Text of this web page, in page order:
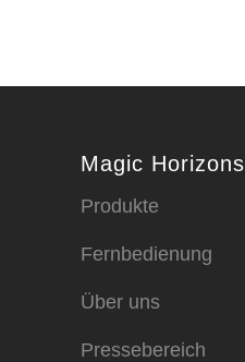
Magic Horizons
Produkte
Fernbedienung
Über uns
Pressebereich